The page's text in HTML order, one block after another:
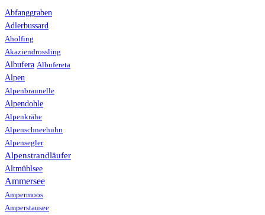
Abfanggraben
Adlerbussard
Aholfing
Akaziendrossling
Albufera Albufereta
Alpen
Alpenbraunelle
Alpendohle
Alpenkrähe
Alpenschneehuhn
Alpensegler
Alpenstrandläufer
Altmühlsee
Ammersee
Ampermoos
Amperstausee